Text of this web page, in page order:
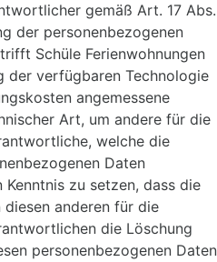
gemäß Art. 17 Abs.
der personenbezogenen
Schüle Ferienwohnungen
der verfügbaren Technologie
angemessene
Art, um andere für die
welche die
Daten
zu setzen, dass die
anderen für die
die Löschung
personenbezogenen Daten